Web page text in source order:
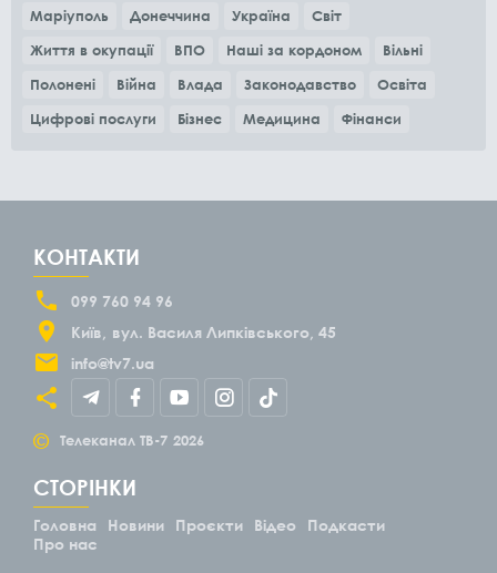
Маріуполь Донеччина Україна
Світ
Життя в окупації
ВПО Наші за кордоном
Вільні
Полонені
Війна Влада Законодавство
Освіта
Цифрові послуги
Бізнес Медицина Фінанси
КОНТАКТИ
099 760 94 96
Київ
вул. Василя Липківського, 45
info@tv7.ua
© Телеканал ТВ-7 2026
СТОРІНКИ
Головна Новини Проєкти Відео
Подкасти
Про нас